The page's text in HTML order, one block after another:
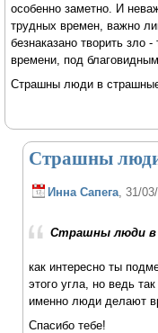
особенно заметно. И
трудных времен, важно
безнаказано творить зло
времени, под
Страшны люди в
Страшны
Инна Сапега, 31/
Страшны люди в
как интересно ты
этого угла, но ведь
именно люди делают
Спасибо тебе!